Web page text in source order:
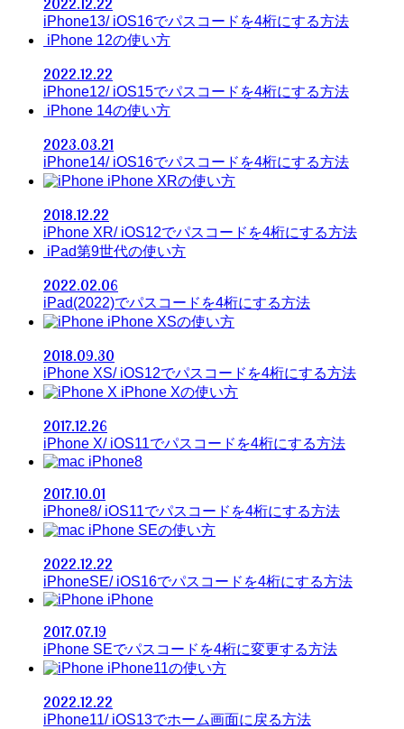
2022.12.22
iPhone13/ iOS16でパスコードを4桁にする方法
iPhone 12の使い方
2022.12.22
iPhone12/ iOS15でパスコードを4桁にする方法
iPhone 14の使い方
2023.03.21
iPhone14/ iOS16でパスコードを4桁にする方法
iPhone XRの使い方
2018.12.22
iPhone XR/ iOS12でパスコードを4桁にする方法
iPad第9世代の使い方
2022.02.06
iPad(2022)でパスコードを4桁にする方法
iPhone XSの使い方
2018.09.30
iPhone XS/ iOS12でパスコードを4桁にする方法
iPhone Xの使い方
2017.12.26
iPhone X/ iOS11でパスコードを4桁にする方法
iPhone8
2017.10.01
iPhone8/ iOS11でパスコードを4桁にする方法
iPhone SEの使い方
2022.12.22
iPhoneSE/ iOS16でパスコードを4桁にする方法
iPhone
2017.07.19
iPhone SEでパスコードを4桁に変更する方法
iPhone11の使い方
2022.12.22
iPhone11/ iOS13でホーム画面に戻る方法